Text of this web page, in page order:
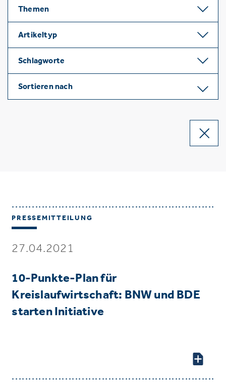
Themen
Artikeltyp
Schlagworte
Sortieren nach
PRESSEMITTEILUNG
27.04.2021
10-Punkte-Plan für
Kreislaufwirtschaft: BNW und BDE
starten Initiative